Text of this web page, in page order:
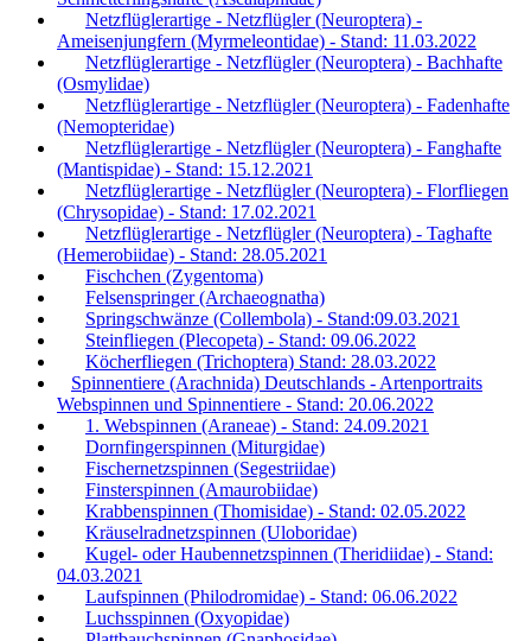
Netzflüglerartige - Netzflügler (Neuroptera) -
Ameisenjungfern (Myrmeleontidae) - Stand: 11.03.2022
Netzflüglerartige - Netzflügler (Neuroptera) - Bachhafte
(Osmylidae)
Netzflüglerartige - Netzflügler (Neuroptera) - Fadenhafte
(Nemopteridae)
Netzflüglerartige - Netzflügler (Neuroptera) - Fanghafte
(Mantispidae) - Stand: 15.12.2021
Netzflüglerartige - Netzflügler (Neuroptera) - Florfliegen
(Chrysopidae) - Stand: 17.02.2021
Netzflüglerartige - Netzflügler (Neuroptera) - Taghafte
(Hemerobiidae) - Stand: 28.05.2021
Fischchen (Zygentoma)
Felsenspringer (Archaeognatha)
Springschwänze (Collembola) - Stand:09.03.2021
Steinfliegen (Plecopeta) - Stand: 09.06.2022
Köcherfliegen (Trichoptera) Stand: 28.03.2022
Spinnentiere (Arachnida) Deutschlands - Artenportraits
Webspinnen und Spinnentiere - Stand: 20.06.2022
1. Webspinnen (Araneae) - Stand: 24.09.2021
Dornfingerspinnen (Miturgidae)
Fischernetzspinnen (Segestriidae)
Finsterspinnen (Amaurobiidae)
Krabbenspinnen (Thomisidae) - Stand: 02.05.2022
Kräuselradnetzspinnen (Uloboridae)
Kugel- oder Haubennetzspinnen (Theridiidae) - Stand:
04.03.2021
Laufspinnen (Philodromidae) - Stand: 06.06.2022
Luchsspinnen (Oxyopidae)